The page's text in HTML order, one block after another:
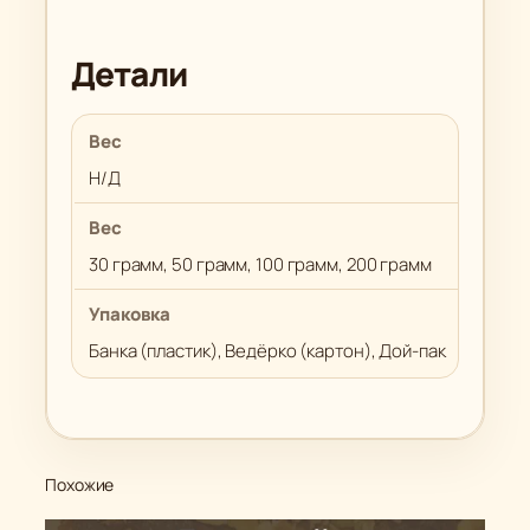
Детали
Вес
Н/Д
Вес
30 грамм, 50 грамм, 100 грамм, 200 грамм
Упаковка
Банка (пластик), Ведёрко (картон), Дой-пак
Похожие